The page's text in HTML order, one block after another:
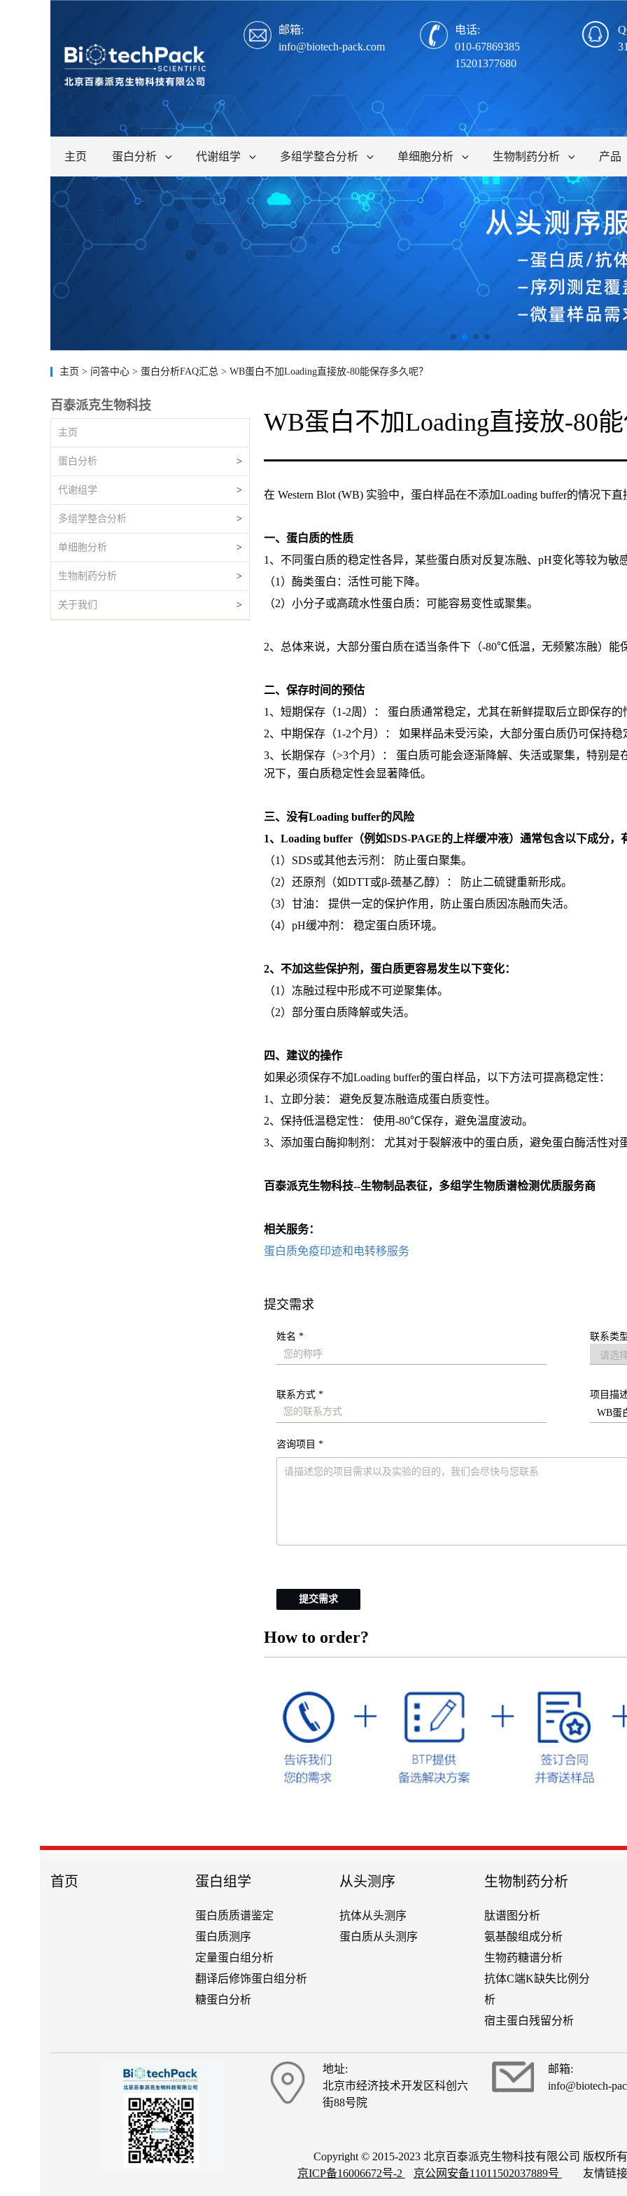
邮箱:
info@biotech-pack.com
电话:
010-67869385
15201377680
主页 蛋白分析 代谢组学 多组学整合分析 单细胞分析 生物制药分析 产品
主页 > 问答中心 > 蛋白分析FAQ汇总 > WB蛋白不加Loading直接放-80能保存多久呢？
百泰派克生物科技
主页
蛋白分析 >
代谢组学 >
多组学整合分析 >
单细胞分析 >
生物制药分析 >
关于我们 >
WB蛋白不加Loading直接放-80
在 Western Blot (WB) 实验中，蛋白样品在不添加Loading buffer的情况
一、蛋白质的性质
1、不同蛋白质的稳定性各异，某些蛋白质对反复冻融、pH变化等较为敏
（1）酶类蛋白：活性可能下降。
（2）小分子或高疏水性蛋白质：可能容易变性或聚集。
2、总体来说，大部分蛋白质在适当条件下（-80℃低温，无频繁冻融）能
二、保存时间的预估
1、短期保存（1-2周）： 蛋白质通常稳定，尤其在新鲜提取后立即保存的
2、中期保存（1-2个月）： 如果样品未受污染，大部分蛋白质仍可保持稳
3、长期保存（>3个月）： 蛋白质可能会逐渐降解、失活或聚集，特别是
况下，蛋白质稳定性会显著降低。
三、没有Loading buffer的风险
1、Loading buffer（例如SDS-PAGE的上样缓冲液）通常包含以下成分，
（1）SDS或其他去污剂： 防止蛋白聚集。
（2）还原剂（如DTT或β-巯基乙醇）： 防止二硫键重新形成。
（3）甘油： 提供一定的保护作用，防止蛋白质因冻融而失活。
（4）pH缓冲剂： 稳定蛋白质环境。
2、不加这些保护剂，蛋白质更容易发生以下变化：
（1）冻融过程中形成不可逆聚集体。
（2）部分蛋白质降解或失活。
四、建议的操作
如果必须保存不加Loading buffer的蛋白样品，以下方法可提高稳定性：
1、立即分装： 避免反复冻融造成蛋白质变性。
2、保持低温稳定性： 使用-80℃保存，避免温度波动。
3、添加蛋白酶抑制剂： 尤其对于裂解液中的蛋白质，避免蛋白酶活性对
百泰派克生物科技--生物制品表征，多组学生物质谱检测优质服务商
相关服务：
蛋白质免疫印迹和电转移服务
提交需求
姓名 * 联系类
联系方式 * 项目描
咨询项目 *
提交需求
How to order?
首页 蛋白组学
蛋白质质谱鉴定
蛋白质测序
定量蛋白组分析
翻译后修饰蛋白组分析
糖蛋白分析
从头测序
抗体从头测序
蛋白质从头测序
生物制药分析
肽谱图分析
氨基酸组成分析
生物药糖谱分析
抗体C端K缺失比例分
析
宿主蛋白残留分析
地址:
北京市经济技术开发区科创六
街88号院
邮箱:
info@biotech-
Copyright © 2015-2023 北京百泰派克生物科技有限公司 版权所有
京ICP备16006672号-2
京公网安备11011502037889号 友情链